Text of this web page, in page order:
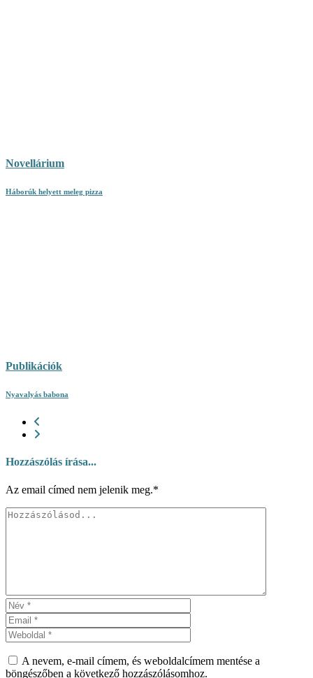
Novellárium
Háborúk helyett meleg pizza
Publikációk
Nyavalyás babona
Hozzászólás írása...
Az email címed nem jelenik meg.*
A nevem, e-mail címem, és weboldalcímem mentése a
böngészőben a következő hozzászólásomhoz.